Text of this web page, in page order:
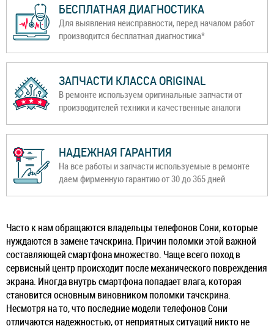
БЕСПЛАТНАЯ ДИАГНОСТИКА
Для выявления неисправности, перед началом работ
производится бесплатная диагностика*
ЗАПЧАСТИ КЛАССА ORIGINAL
В ремонте используем оригинальные запчасти от
производителей техники и качественные аналоги
НАДЕЖНАЯ ГАРАНТИЯ
На все работы и запчасти используемые в ремонте
даем фирменную гарантию от 30 до 365 дней
Часто к нам обращаются владельцы телефонов Сони, которые
нуждаются в замене тачскрина. Причин поломки этой важной
составляющей смартфона множество. Чаще всего поход в
сервисный центр происходит после механического повреждения
экрана. Иногда внутрь смартфона попадает влага, которая
становится основным виновником поломки тачскрина.
Несмотря на то, что последние модели телефонов Сони
отличаются надежностью, от неприятных ситуаций никто не